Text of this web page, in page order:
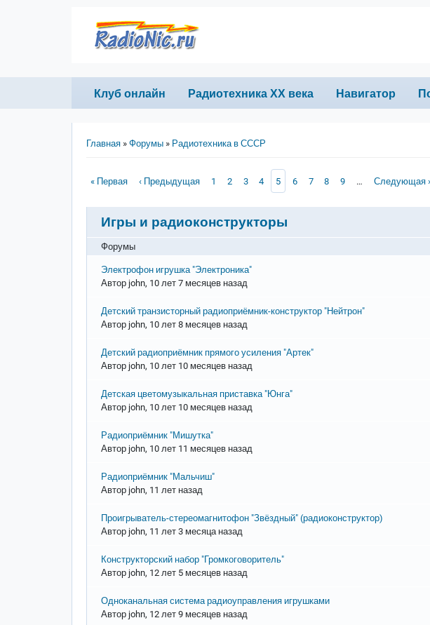
Primary links
Клуб онлайн Радиотехника ХХ века Навигатор
Строка навигации
Главная Форумы Радиотехника в СССР
Первая страница
« Первая Предыдущая страница
‹ Предыдущая Page
1 Page
2 Page
3 Page
4 Текущая страница
5 Page
6 Page
7 Page
8 Page
9 … Следующая
Следующая ›
Игры и радиоконструкторы
Форумы
Обычная тема
Электрофон игрушка "Электроника"
Автор john, 10 лет 7 месяцев назад
Обычная тема
Детский транзисторный радиоприёмник-конструктор "Нейтрон"
Автор john, 10 лет 8 месяцев назад
Обычная тема
Детский радиоприёмник прямого усиления "Артек"
Автор john, 10 лет 10 месяцев назад
Обычная тема
Детская цветомузыкальная приставка "Юнга"
Автор john, 10 лет 10 месяцев назад
Обычная тема
Радиоприёмник "Мишутка"
Автор john, 10 лет 11 месяцев назад
Обычная тема
Радиоприёмник "Мальчиш"
Автор john, 11 лет назад
Обычная тема
Проигрыватель-стереомагнитофон "Звёздный" (радиоконструктор)
Автор john, 11 лет 3 месяца назад
Обычная тема
Конструкторский набор "Громкоговоритель"
Автор john, 12 лет 5 месяцев назад
Обычная тема
Одноканальная система радиоуправления игрушками
Автор john, 12 лет 9 месяцев назад